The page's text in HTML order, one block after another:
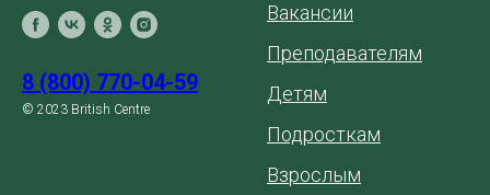
8 (800) 770-04-59
© 2023 British Centre
Вакансии
Преподавателям
Детям
Подросткам
Взрослым